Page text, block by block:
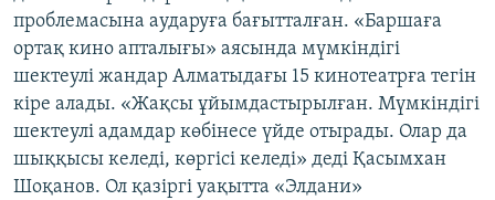
проблемасына аударуға бағытталған. «Баршаға
ортақ кино апталығы» аясында мүмкіндігі
шектеулі жандар Алматыдағы 15 кинотеатрға тегін
кіре алады. «Жақсы ұйымдастырылған. Мүмкіндігі
шектеулі адамдар көбінесе үйде отырады. Олар да
шыққысы келеді, көргісі келеді» деді Қасымхан
Шоқанов. Ол қазіргі уақытта «Элдани»